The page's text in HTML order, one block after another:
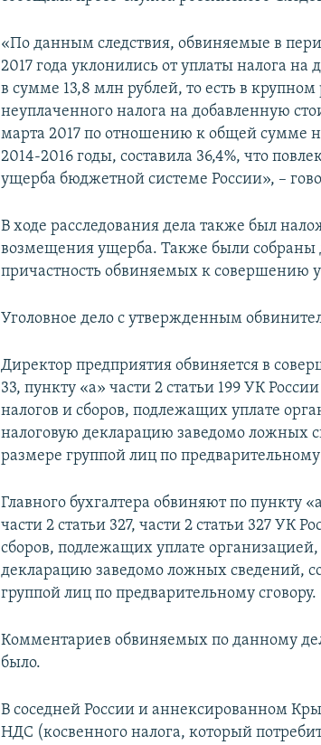
«По данным следствия, обвиняемые в
2017 года уклонились от уплаты налога
в сумме 13,8 млн рублей, то есть в
неуплаченного налога на добавленную
марта 2017 по отношению к общей сумме
2014-2016 годы, составила 36,4%, что
ущерба бюджетной системе России», –
В ходе расследования дела также был
возмещения ущерба. Также были собраны
причастность обвиняемых к совершению
Уголовное дело с утвержденным
Директор предприятия обвиняется в
33, пункту «а» части 2 статьи 199 УК
налогов и сборов, подлежащих уплате
налоговую декларацию заведомо ложных
размере группой лиц по предварительному
Главного бухгалтера обвиняют по пункту
части 2 статьи 327, части 2 статьи 327 УК
сборов, подлежащих уплате
декларацию заведомо ложных сведений,
группой лиц по предварительному сговору.
Комментариев обвиняемых по данному
было.
В соседней России и аннексированном
НДС (косвенного налога, который